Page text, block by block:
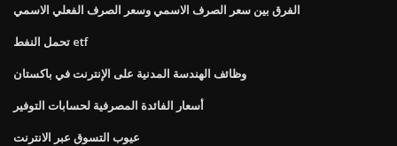
الفرق بين سعر الصرف الاسمي وسعر الصرف الفعلي الاسمي
تحمل النفط etf
وظائف الهندسة المدنية على الإنترنت في باكستان
أسعار الفائدة المصرفية لحسابات التوفير
عيوب التسوق عبر الانترنت